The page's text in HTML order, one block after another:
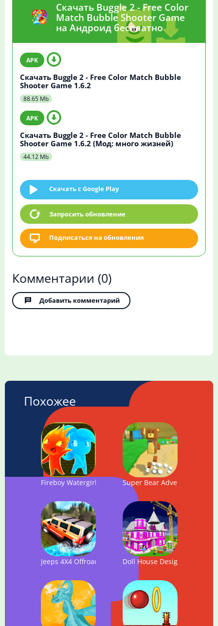
Скачать Buggle 2 - Free Color
Match Bubble Shooter Game
на Андроид бесплатно
Скачать Buggle 2 - Free Color Match Bubble
Shooter Game 1.6.2
88.65 Mb
Скачать Buggle 2 - Free Color Match Bubble
Shooter Game 1.6.2 (Мод: много жизней)
44.12 Mb
Скачать c Google Play
Запросить обновление
Подписаться на обновления
Комментарии (0)
Добавить комментарий
Похожее
Fireboy Watergirl Shooter Alien - Teamwork game
Super Bear Adventure
Jeeps 4X4 Offroad Adventure GameDoll House Design &